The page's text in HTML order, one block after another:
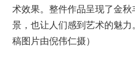
术效果。整件作品呈现了金
景，也让人们感到艺术的魅
稿图片由倪伟仁摄）